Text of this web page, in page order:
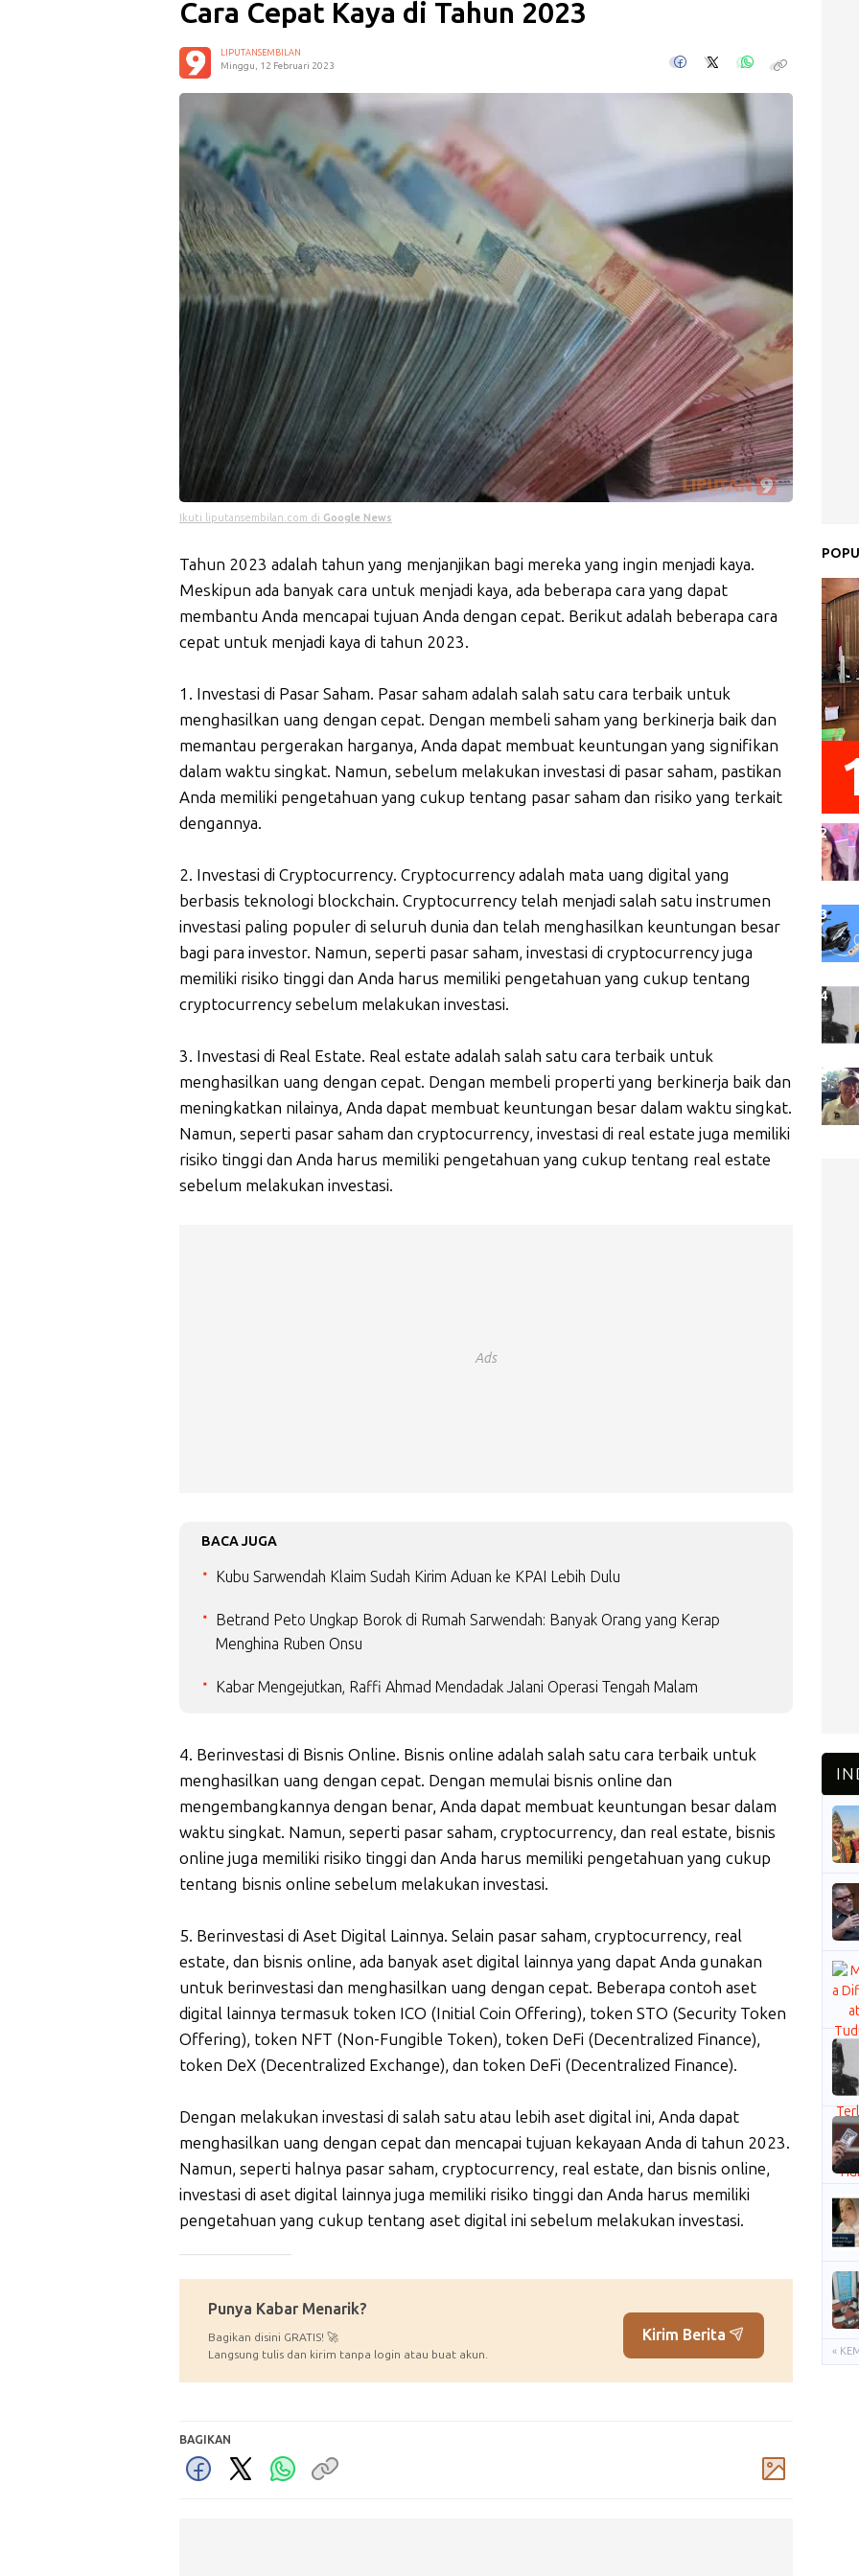
Cara Cepat Kaya di Tahun 2023
LIPUTANSEMBILAN
Minggu, 12 Februari 2023
Ikuti liputansembilan.com di Google News
Tahun 2023 adalah tahun yang menjanjikan bagi mereka yang ingin menjadi kaya.
Meskipun ada banyak cara untuk menjadi kaya, ada beberapa cara yang dapat
membantu Anda mencapai tujuan Anda dengan cepat. Berikut adalah beberapa cara
cepat untuk menjadi kaya di tahun 2023.
1. Investasi di Pasar Saham. Pasar saham adalah salah satu cara terbaik untuk
menghasilkan uang dengan cepat. Dengan membeli saham yang berkinerja baik dan
memantau pergerakan harganya, Anda dapat membuat keuntungan yang signifikan
dalam waktu singkat. Namun, sebelum melakukan investasi di pasar saham, pastikan
Anda memiliki pengetahuan yang cukup tentang pasar saham dan risiko yang terkait
dengannya.
2. Investasi di Cryptocurrency. Cryptocurrency adalah mata uang digital yang
berbasis teknologi blockchain. Cryptocurrency telah menjadi salah satu instrumen
investasi paling populer di seluruh dunia dan telah menghasilkan keuntungan besar
bagi para investor. Namun, seperti pasar saham, investasi di cryptocurrency juga
memiliki risiko tinggi dan Anda harus memiliki pengetahuan yang cukup tentang
cryptocurrency sebelum melakukan investasi.
3. Investasi di Real Estate. Real estate adalah salah satu cara terbaik untuk
menghasilkan uang dengan cepat. Dengan membeli properti yang berkinerja baik dan
meningkatkan nilainya, Anda dapat membuat keuntungan besar dalam waktu singkat.
Namun, seperti pasar saham dan cryptocurrency, investasi di real estate juga memiliki
risiko tinggi dan Anda harus memiliki pengetahuan yang cukup tentang real estate
sebelum melakukan investasi.
Ads
BACA JUGA
Kubu Sarwendah Klaim Sudah Kirim Aduan ke KPAI Lebih Dulu
Betrand Peto Ungkap Borok di Rumah Sarwendah: Banyak Orang yang Kerap
Menghina Ruben Onsu
Kabar Mengejutkan, Raffi Ahmad Mendadak Jalani Operasi Tengah Malam
4. Berinvestasi di Bisnis Online. Bisnis online adalah salah satu cara terbaik untuk
menghasilkan uang dengan cepat. Dengan memulai bisnis online dan
mengembangkannya dengan benar, Anda dapat membuat keuntungan besar dalam
waktu singkat. Namun, seperti pasar saham, cryptocurrency, dan real estate, bisnis
online juga memiliki risiko tinggi dan Anda harus memiliki pengetahuan yang cukup
tentang bisnis online sebelum melakukan investasi.
5. Berinvestasi di Aset Digital Lainnya. Selain pasar saham, cryptocurrency, real
estate, dan bisnis online, ada banyak aset digital lainnya yang dapat Anda gunakan
untuk berinvestasi dan menghasilkan uang dengan cepat. Beberapa contoh aset
digital lainnya termasuk token ICO (Initial Coin Offering), token STO (Security Token
Offering), token NFT (Non-Fungible Token), token DeFi (Decentralized Finance),
token DeX (Decentralized Exchange), dan token DeFi (Decentralized Finance).
Dengan melakukan investasi di salah satu atau lebih aset digital ini, Anda dapat
menghasilkan uang dengan cepat dan mencapai tujuan kekayaan Anda di tahun 2023.
Namun, seperti halnya pasar saham, cryptocurrency, real estate, dan bisnis online,
investasi di aset digital lainnya juga memiliki risiko tinggi dan Anda harus memiliki
pengetahuan yang cukup tentang aset digital ini sebelum melakukan investasi.
Punya Kabar Menarik?
Bagikan disini GRATIS! 🚀
Langsung tulis dan kirim tanpa login atau buat akun.
Kirim Berita
BAGIKAN
«